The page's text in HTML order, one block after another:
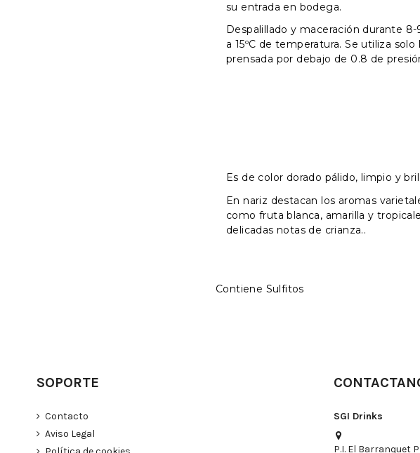
su entrada en bodega.
Despalillado y maceración durante 8-
a 15ºC de temperatura. Se utiliza solo
prensada por debajo de 0.8 de
Es de color dorado pálido, limpio y
En nariz destacan los aromas
como fruta blanca, amarilla y
delicadas notas de crianza..
Contiene Sulfitos
SOPORTE
Contacto
Aviso Legal
SGI Drinks
P.I. El Barranquet